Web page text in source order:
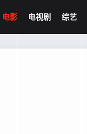
电影 电视剧 综艺